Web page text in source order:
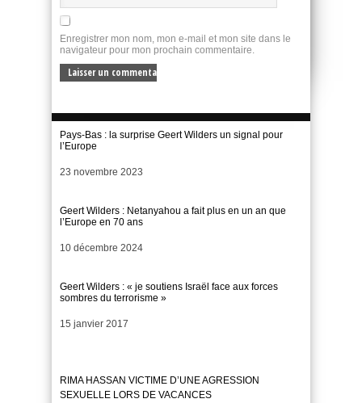
Enregistrer mon nom, mon e-mail et mon site dans le
navigateur pour mon prochain commentaire.
Pays-Bas : la surprise Geert Wilders un signal pour
l’Europe
Date
23 novembre 2023
Geert Wilders : Netanyahou a fait plus en un an que
l’Europe en 70 ans
Date
10 décembre 2024
Geert Wilders : « je soutiens Israël face aux forces
sombres du terrorisme »
Date
15 janvier 2017
RIMA HASSAN VICTIME D’UNE AGRESSION
SEXUELLE LORS DE VACANCES